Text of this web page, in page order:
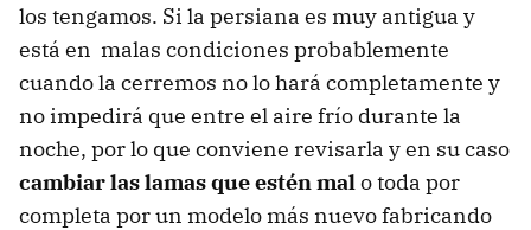
los tengamos. Si la persiana es muy antigua y
está en malas condiciones probablemente
cuando la cerremos no lo hará completamente y
no impedirá que entre el aire frío durante la
noche, por lo que conviene revisarla y en su caso
cambiar las lamas que estén malo toda por
completa por un modelo más nuevo fabricando